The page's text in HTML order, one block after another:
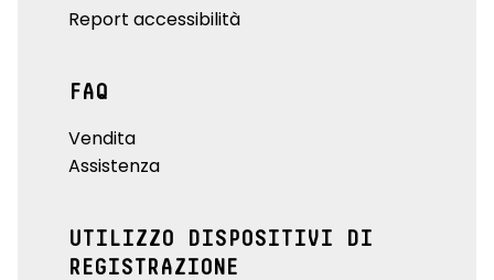
Report accessibilità
FAQ
Vendita
Assistenza
UTILIZZO DISPOSITIVI DI
REGISTRAZIONE